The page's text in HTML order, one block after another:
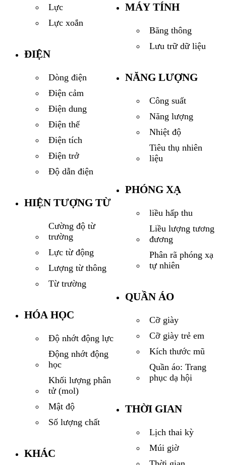
Lực
Lực xoắn
ĐIỆN
Dòng điện
Điện cảm
Điện dung
Điện thế
Điện tích
Điện trở
Độ dẫn điện
HIỆN TƯỢNG TỪ
Cường độ từ
trường
Lực từ động
Lượng từ thông
Từ trường
HÓA HỌC
Độ nhớt động lực
Động nhớt động
học
Khối lượng phân
tử (mol)
Mật độ
Số lượng chất
KHÁC
MÁY TÍNH
Băng thông
Lưu trữ dữ liệu
NĂNG LƯỢNG
Công suất
Năng lượng
Nhiệt độ
Tiêu thụ nhiên
liệu
PHÓNG XẠ
liều hấp thu
Liều lượng tương
đương
Phân rã phóng xạ
tự nhiên
QUẦN ÁO
Cỡ giày
Cỡ giày trẻ em
Kích thước mũ
Quần áo: Trang
phục dạ hội
THỜI GIAN
Lịch thai kỳ
Múi giờ